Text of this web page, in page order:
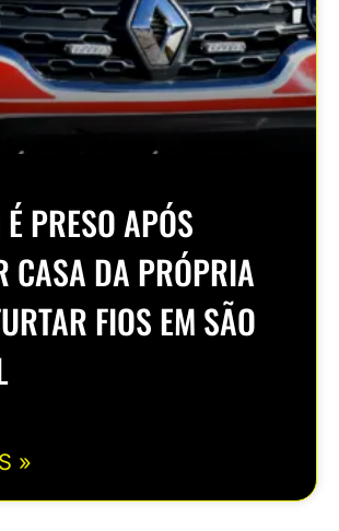
PRESO APÓS
CASA DA PRÓPRIA
FIOS EM SÃO
»